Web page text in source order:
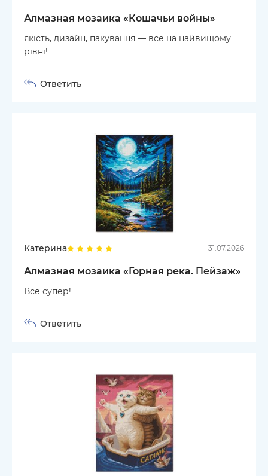
Алмазная мозаика «Кошачьи войны»
якість, дизайн, пакування — все на найвищому
рівні!
Ответить
Катерина 31.07.2026
Алмазная мозаика «Горная река. Пейзаж»
Все супер!
Ответить